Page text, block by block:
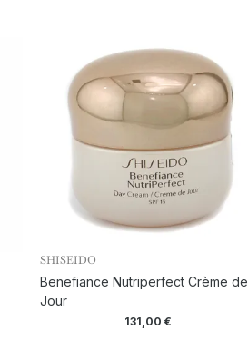
SHISEIDO
Benefiance Nutriperfect Crème de
Jour
131,00 €